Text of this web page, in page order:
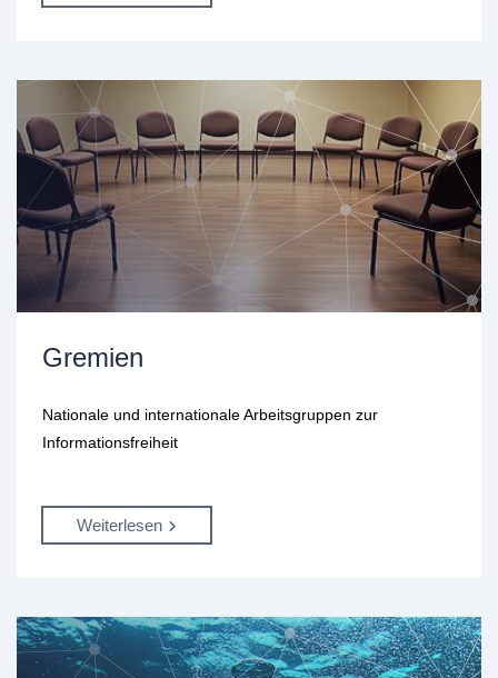
Gremien
Nationale und internationale Arbeitsgruppen zur
Informationsfreiheit
Weiterlesen